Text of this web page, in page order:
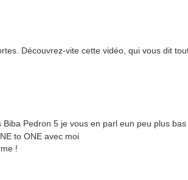
Découvrez-vite cette vidéo, qui vous dit
Pedron 5 je vous en parl eun peu plus bas
to ONE avec moi
!